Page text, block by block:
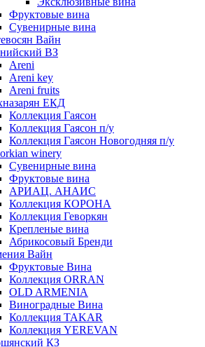
Фруктовые вина
Cувенирные вина
Вайн
ВЗ
Areni
Areni key
Areni fruits
ЕКД
Коллекция Гаясон
Коллекция Гаясон п/у
Коллекция Гаясон Новогодняя п/у
winery
Сувенирные вина
Фруктовые вина
АРИАЦ. АНАИС
Коллекция КОРОНА
Коллекция Геворкян
Крепленые вина
Абрикосовый Бренди
Вайн
Фруктовые Вина
Коллекция ORRAN
OLD ARMENIA
Виноградные Вина
Коллекция TAKAR
Коллекция YEREVAN
КЗ